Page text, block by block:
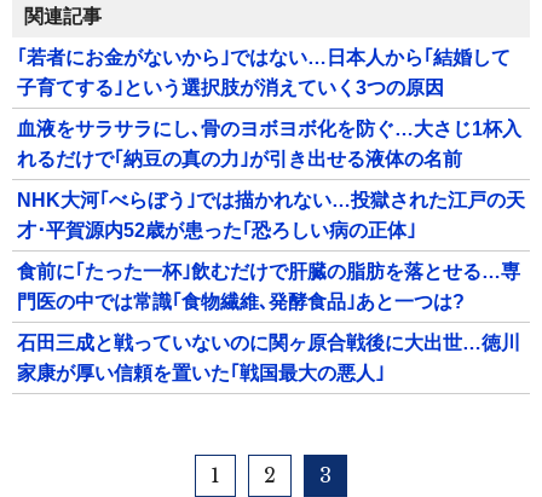
関連記事
｢若者にお金がないから｣ではない…日本人から｢結婚して
子育てする｣という選択肢が消えていく3つの原因
血液をサラサラにし､骨のヨボヨボ化を防ぐ…大さじ1杯入
れるだけで｢納豆の真の力｣が引き出せる液体の名前
NHK大河｢べらぼう｣では描かれない…投獄された江戸の天
才･平賀源内52歳が患った｢恐ろしい病の正体｣
食前に｢たった一杯｣飲むだけで肝臓の脂肪を落とせる…専
門医の中では常識｢食物繊維､発酵食品｣あと一つは?
石田三成と戦っていないのに関ヶ原合戦後に大出世…徳川
家康が厚い信頼を置いた｢戦国最大の悪人｣
1 2 3